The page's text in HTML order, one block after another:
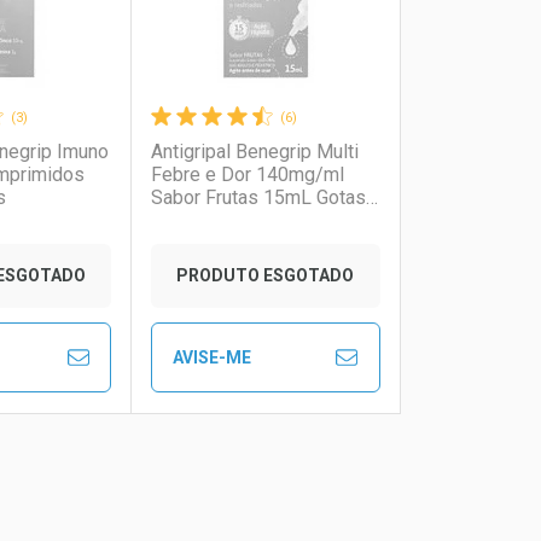
Desconto
Desconto
Ativar Desconto
Comprar sem Desconto
Comprar sem Desconto
(3)
Imuno
(6)
Antigripal Benegrip Multi
Febre e Dor 140mg/ml
Sabor Frutas 15mL Gotas
PRODUTO ESGOTADO
AVISE-ME